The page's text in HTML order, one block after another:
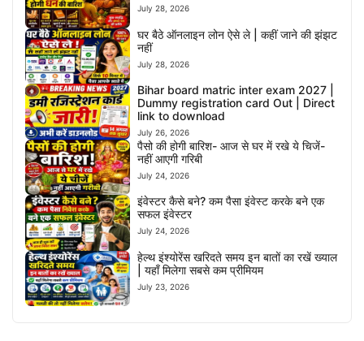
July 28, 2026
घर बैठे ऑनलाइन लोन ऐसे ले | कहीं जाने की झंझट
नहीं
July 28, 2026
Bihar board matric inter exam 2027 |
Dummy registration card Out | Direct
link to download
July 26, 2026
पैसो की होगी बारिश- आज से घर में रखे ये चिजें-
नहीं आएगी गरिबी
July 24, 2026
इंवेस्टर कैसे बने? कम पैसा इंवेस्ट करके बने एक
सफल इंवेस्टर
July 24, 2026
हेल्थ इंश्योरेंस खरिदते समय इन बातों का रखें ख्याल
| यहाँ मिलेगा सबसे कम प्रीमियम
July 23, 2026